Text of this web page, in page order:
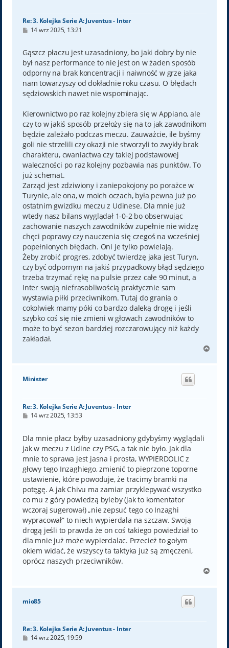
Re: 3. Kolejka Serie A: Juventus - Inter
P
t
14 wrz 2025, 13:21
Gąszcz płaczu jest uzasadniony, bo jaki dobry by nie
był nasz performance to nie jest on w żaden sposób
odporny na brak koncentracji i naiwność w grze jaka
nam towarzyszy od dokładnie roku czasu. O błędach
sędziowskich nawet nie wspominając.
Kierownictwo po raz kolejny zbiera się w Appiano, ale
czy to w jakiś sposób przełoży się na to jak zawodnikom
będzie zależało podczas meczu. Zauważcie, ile byśmy
goli nie strzelili czy okazji nie stworzyli to zwykły brak
charakteru, cwaniactwa czy takiej podstawowej
waleczności po raz kolejny pozbawia nas punktów. To
już schemat.
Zarząd jest zdziwiony i zaniepokojony po porażce w
Turynie, ale ona, w moich oczach, była pewna już po
ostatnim gwizdku meczu z Udinese. Dla mnie już
wtedy nasz bilans wyglądał 1-0-2 bo obserwując
zachowanie naszych zawodników zupełnie nie widzę
chęci poprawy czy nauczenia się czegoś na wcześniej
popełnionych błędach. Oni je tylko powielają.
Żeby zrobić progres, zdobyć twierdzę jaka jest Turyn,
czy być odpornym na jakiś przypadkowy błąd sędziego
trzeba trzymać rękę na pulsie przez całe 90 minut, a
Inter swoją niefrasobliwością praktycznie sam
wystawia piłki przeciwnikom. Tutaj do grania o
cokolwiek mamy póki co bardzo daleką drogę i jeśli
szybko coś się nie zmieni w głowach zawodników to
może to być sezon bardziej rozczarowujący niż każdy
zakładał.
g
Minister
Re: 3. Kolejka Serie A: Juventus - Inter
P
t
14 wrz 2025, 13:53
Dla mnie płacz byłby uzasadniony gdybyśmy wyglądali
jak w meczu z Udine czy PSG, a tak nie było. Jak dla
mnie to sprawa jest jasna i prosta, WYPIERDOLIC z
głowy tego Inzaghiego, zmienić to pieprzone toporne
ustawienie, które powoduje, że tracimy bramki na
potęgę. A jak Chivu ma zamiar przyklepywać wszystko
co mu z góry powiedzą byleby (jak to komentator
wczoraj sugerował) „nie zepsuć tego co Inzaghi
wypracował” to niech wypierdala na szczaw. Swoją
drogą jeśli to prawda że on coś takiego powiedział to
dla mnie już może wypierdalac. Przecież to gołym
okiem widać, że wszyscy ta taktyka już są zmęczeni,
oprócz naszych przeciwników.
g
mio85
Re: 3. Kolejka Serie A: Juventus - Inter
P14 wrz 2025, 19:59